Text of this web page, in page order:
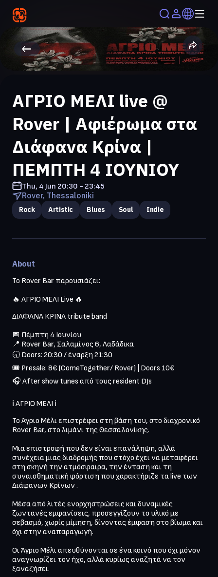
ΑΓΡΙΟ ΜΕΛΙ live @
Rover | Αφιέρωμα στα
Διάφανα Κρίνα |
ΠΕΜΠΤΗ 4 ΙΟΥΝΙΟΥ
Thu, 4 Jun 20:30 - 23:45
Rover, Thessaloniki
Rock Artistic Blues Soul Indie
About
Το Rover Bar παρουσιάζει:
🔥 ΑΓΡΙΟ ΜΕΛΙ Live 🔥
📅 Πέμπτη 4 Ιουνίου
📍 Rover Bar, Σαλαμίνος 6, Λαδάδικα
🕣 Doors: 20:30 / έναρξη 21:30
🎟️ Presale: 8€ (ComeTogether/ Rover) | Doors 10€
🎧 After show tunes από τους resident DJs
ℹ️ ΑΓΡΙΟ ΜΕΛΙ ℹ️
Το Άγριο Μέλι επιστρέφει στη βάση του, στο διαχρονικό
Rover Bar, στο λιμάνι της Θεσσαλονίκης.
Μια επιστροφή που δεν είναι επανάληψη, αλλά
συνέχεια μιας διαδρομής που στόχο έχει να μεταφέρει
στη σκηνή την ατμόσφαιρα, την ένταση και τη
συναισθηματική φόρτιση που χαρακτήριζε τα live των
Διάφανων Κρίνων .
Μέσα από λιτές ενορχηστρώσεις και δυναμικές
ζωντανές εμφανίσεις, προσεγγίζουν το υλικό με
σεβασμό, χωρίς μίμηση, δίνοντας έμφαση στο βίωμα και
όχι στην αναπαραγωγή.
Οι Άγριο Μέλι απευθύνονται σε ένα κοινό που όχι μόνον
αναγνωρίζει τον ήχο, αλλά κυρίως αναζητά να τον
ξαναζήσει.